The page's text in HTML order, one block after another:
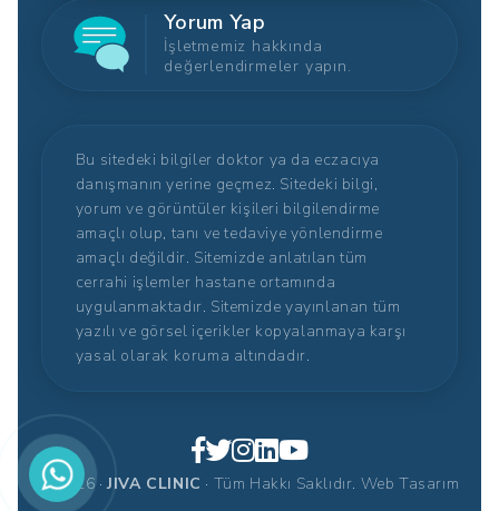
Yorum Yap
İşletmemiz hakkında
değerlendirmeler yapın.
Bu sitedeki bilgiler doktor ya da eczacıya
danışmanın yerine geçmez. Sitedeki bilgi,
yorum ve görüntüler kişileri bilgilendirme
amaçlı olup, tanı ve tedaviye yönlendirme
amaçlı değildir. Sitemizde anlatılan tüm
cerrahi işlemler hastane ortamında
uygulanmaktadır. Sitemizde yayınlanan tüm
yazılı ve görsel içerikler kopyalanmaya karşı
yasal olarak koruma altındadır.
© 2026 ·JIVA CLINIC · Tüm Hakkı Saklıdır. Web Tasarım